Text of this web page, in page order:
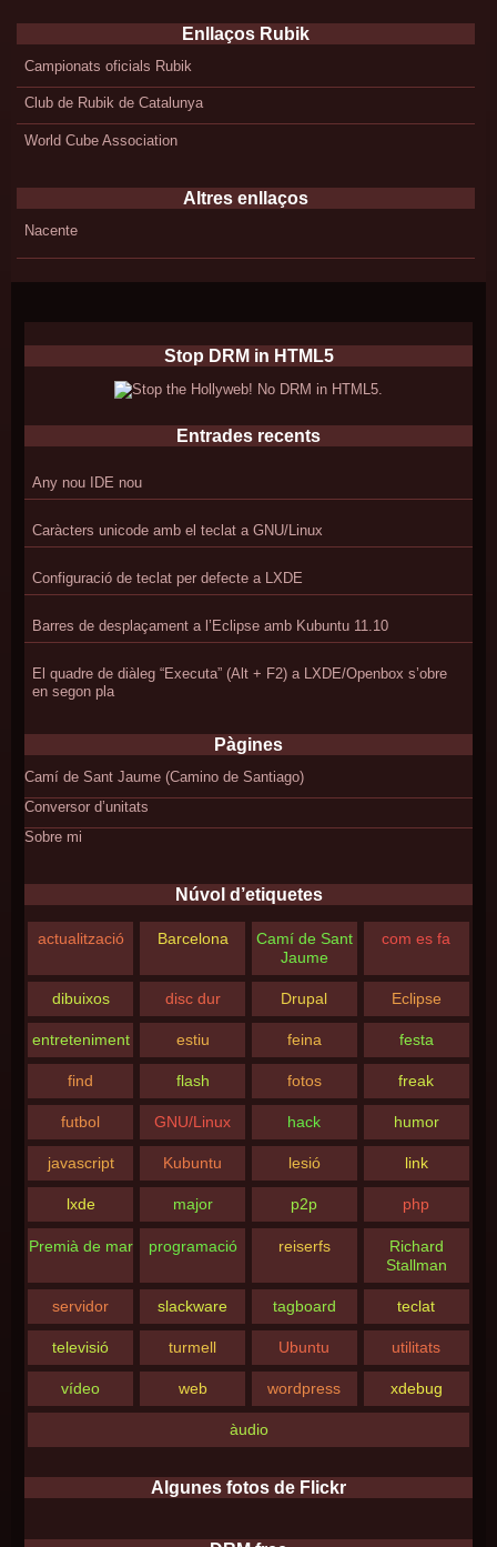
Enllaços Rubik
Campionats oficials Rubik
Club de Rubik de Catalunya
World Cube Association
Altres enllaços
Nacente
Stop DRM in HTML5
Entrades recents
Any nou IDE nou
Caràcters unicode amb el teclat a GNU/Linux
Configuració de teclat per defecte a LXDE
Barres de desplaçament a l’Eclipse amb Kubuntu 11.10
El quadre de diàleg “Executa” (Alt + F2) a LXDE/Openbox s’obre
en segon pla
Pàgines
Camí de Sant Jaume (Camino de Santiago)
Conversor d’unitats
Sobre mi
Núvol d’etiquetes
actualització Barcelona
Camí de Sant
Jaume
com es fa
dibuixos disc dur Drupal Eclipse
entreteniment estiu feina festa
find flash fotos freak
futbol GNU/Linux hack humor
javascript Kubuntu lesió link
lxde major p2p php
Premià de mar programació reiserfs
Richard
Stallman
servidor slackware tagboard teclat
televisió turmell Ubuntu utilitats
vídeo web wordpress xdebug
àudio
Algunes fotos de Flickr